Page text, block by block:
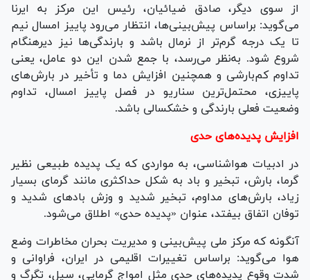
از سوی دیگر، صادق ضیائیان، رئیس این مرکز به ایرنا
می‌گوید: براساس پیش‌بینی‌ها، انتظار می‌رود پاییز امسال نیم
تا یک درجه گرم‌تر از نرمال باشد و بارندگی‌ها نیز دیرهنگام
شروع شود. به‌نظر می‌رسد، با جمع شدن این دو عامل، یعنی
تداوم کم‌بارشی و همچنین افزایش دما و تأخیر در بارش‌های
پاییزی، محتمل‌ترین سناریو در فصل پاییز امسال، تداوم
وضعیت فعلی بارندگی و خشکسالی باشد.
افزایش پدیده‌های حدی
در ادبیات هواشناسی، به مواردی که یک پدیده طبیعی نظیر
گرما، بارش، تبخیر و باد به شکل حداکثری مانند گرمای بسیار
زیاد، بارش‌های مداوم، تبخیر شدید و وزش باد‌های شدید و
توفان اتفاق بیفتد، عنوان «پدیده حدی» اطلاق می‌شود.
آنگونه که مرکز ملی پیش‌بینی و مدیریت بحران مخاطرات وضع
هوا می‌گوید: براساس تغییرات اقلیمی در ایران، فراوانی و
شدت وقوع پدیده‌های حدی مثل امواج گرمایی، سیل، تگرگ و